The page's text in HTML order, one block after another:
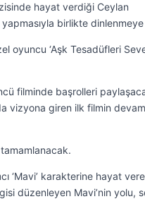
hayat verdiği Ceylan
birlikte
oyuncu ‘Aşk Tesadüfleri
filminde başrolleri
vizyona giren ilk filmin
‘Mavi’ karakterine hayat
düzenleyen Mavi’nin yolu,